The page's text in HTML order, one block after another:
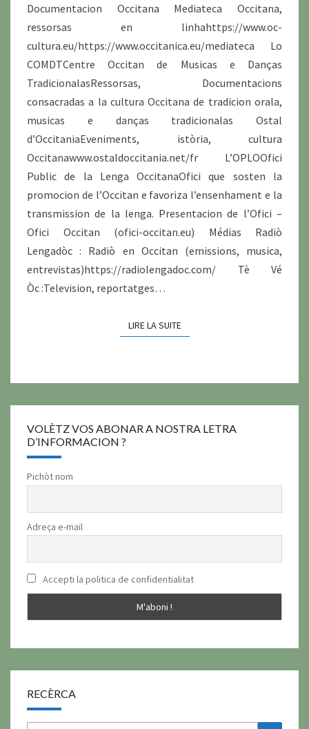
Documentacion Occitana Mediateca Occitana,
ressorsas en linhahttps://www.oc-
cultura.eu/https://www.occitanica.eu/mediateca Lo
COMDTCentre Occitan de Musicas e Danças
TradicionalasRessorsas, Documentacions
consacradas a la cultura Occitana de tradicion orala,
musicas e danças tradicionalas Ostal
d’OccitaniaEveniments, istòria, cultura
Occitanawww.ostaldoccitania.net/fr L’OPLOOfici
Public de la Lenga OccitanaOfici que sosten la
promocion de l’Occitan e favoriza l’ensenhament e la
transmission de la lenga. Presentacion de l’Ofici –
Ofici Occitan (ofici-occitan.eu) Médias Radiò
Lengadòc : Radiò en Occitan (emissions, musica,
entrevistas)https://radiolengadoc.com/ Tè Vé
Òc :Television, reportatges…
LIRE LA SUITELIRE LA SUITE
VOLÈTZ VOS ABONAR A NOSTRA LETRA
D’INFORMACION ?
Pichòt nom
Adreça e-mail
Accepti la politica de confidentialitat
RECÈRCA